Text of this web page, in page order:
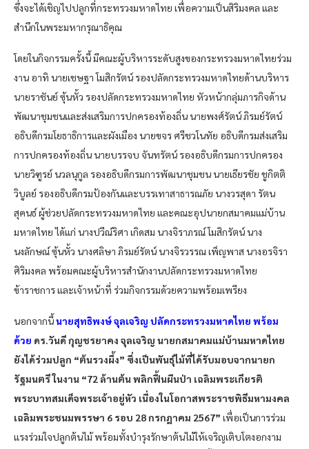
ซึ่งจะได้เชิญไปปลูกที่กระทรวงมหาดไทย เพื่อความเป็นสิริมงคล และ
สำนึกในพระมหากรุณาธิคุณ
โดยในกิจกรรมครั้งนี้ มีคณะผู้บริหารระดับสูงของกระทรวงมหาดไทยร่วม
งาน อาทิ นายเชษฐา โมสิกรัตน์ รองปลัดกระทรวงมหาดไทยด้านบริหาร
นายราชันย์ ซุ้นหั้ว รองปลัดกระทรวงมหาดไทย หัวหน้ากลุ่มภารกิจด้าน
พัฒนาชุมชนและส่งเสริมการปกครองท้องถิ่น นายพงศ์รัตน์ ภิรมย์รัตน์
อธิบดีกรมโยธาธิการและผังเมือง นายขจร ศรีชวโนทัย อธิบดีกรมส่งเสริม
การปกครองท้องถิ่น นายบรรจบ จันทรัตน์ รองอธิบดีกรมการปกครอง
นายวิฑูรย์ นวลนุกูล รองอธิบดีกรมการพัฒนาชุมชน นายเธียรชัย ชูกิตติ
วิบูลย์ รองอธิบดีกรมป้องกันและบรรเทาสาธารณภัย นางวรสุดา รัตน
สุคนธ์ ผู้ช่วยปลัดกระทรวงมหาดไทย และคณะอุปนายกสมาคมแม่บ้าน
มหาดไทย ได้แก่ นางปวีณ์ริศา เกิดสม นางจิราภรณ์ โมสิกรัตน์ นาง
นงลักษณ์ ซุ้นหั้ว นางศลิษา ภิรมย์รัตน์ นางจิรวรรณ เพ็ญพาส นางอรจิรา
ศิริมงคล พร้อมคณะผู้บริหารสำนักงานปลัดกระทรวงมหาดไทย
ข้าราชการ และเจ้าหน้าที่ ร่วมกิจกรรมด้วยความพร้อมเพรียง
นอกจากนี้นายสุทธิพงษ์ จุลเจริญ ปลัดกระทรวงมหาดไทย พร้อม
ด้วย ดร.วันดี กุญชรยาคง จุลเจริญ นายกสมาคมแม่บ้านมหาดไทย
ยังได้ร่วมปลูก “ต้นรวงผึ้ง” ซึ่งเป็นพันธุ์ไม้ที่ได้รับมอบจากนายก
รัฐมนตรี ในงาน “72 ล้านต้น พลิกฟื้นผืนป่า เฉลิมพระเกียรติ
พระบาทสมเด็จพระเจ้าอยู่หัว เนื่องในโอกาสพระราชพิธีมหามงคล
เฉลิมพระชนมพรรษา 6 รอบ 28 กรกฎาคม 2567” เพื่อเป็นการร่วม
แรงร่วมใจปลูกต้นไม้ พร้อมทั้งบำรุงรักษาต้นไม้ให้เจริญเติบโตงอกงาม